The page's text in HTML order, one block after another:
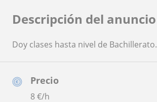
Precio
8€/h
Descripción del anuncio
Doy clases hasta nivel de Bachillerato.